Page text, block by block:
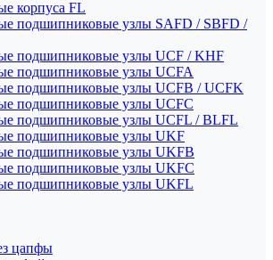
корпуса FL
подшипниковые узлы SAFD / SBFD /
подшипниковые узлы UCF / KHF
подшипниковые узлы UCFA
подшипниковые узлы UCFB / UCFK
подшипниковые узлы UCFC
подшипниковые узлы UCFL / BLFL
подшипниковые узлы UKF
подшипниковые узлы UKFB
подшипниковые узлы UKFC
подшипниковые узлы UKFL
цапфы